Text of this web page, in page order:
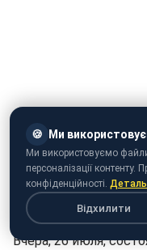
Вчера, 26 июля,
🍪 Ми
Ми використовуємо
персоналізації контенту.
конфіденційності.
Відхилити